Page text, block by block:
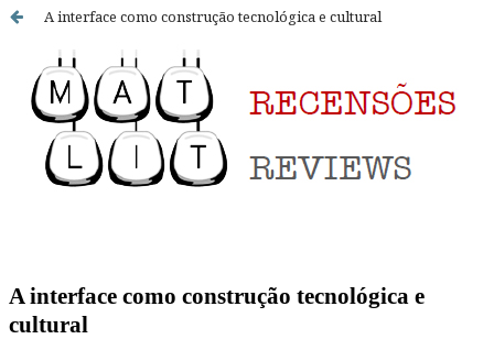
A interface como construção tecnológica e cultural